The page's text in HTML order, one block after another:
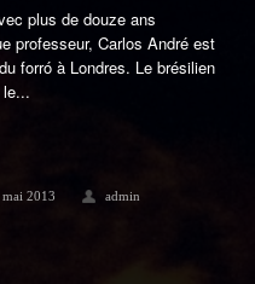
plus de douze ans
professeur, Carlos André est
forró à Londres. Le brésilien
mai 2013 admin